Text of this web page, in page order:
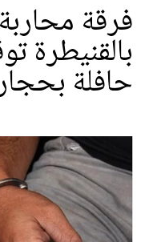
فرقة
حافلة